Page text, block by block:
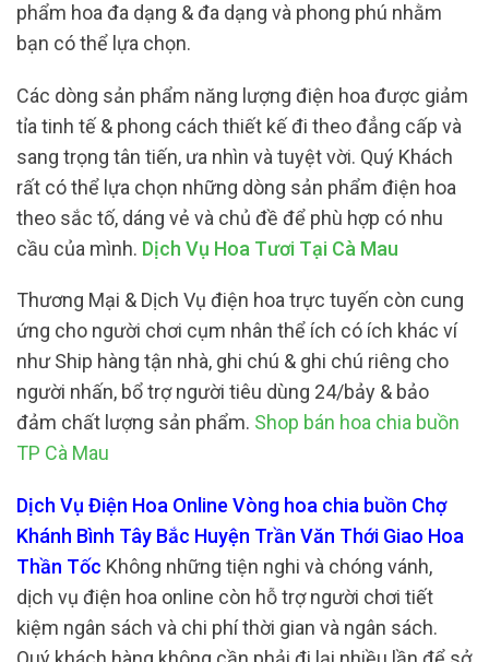
phẩm hoa đa dạng & đa dạng và phong phú nhằm
bạn có thể lựa chọn.
Các dòng sản phẩm năng lượng điện hoa được giảm
tỉa tinh tế & phong cách thiết kế đi theo đẳng cấp và
sang trọng tân tiến, ưa nhìn và tuyệt vời. Quý Khách
rất có thể lựa chọn những dòng sản phẩm điện hoa
theo sắc tố, dáng vẻ và chủ đề để phù hợp có nhu
cầu của mình. Dịch Vụ Hoa Tươi Tại Cà Mau
Thương Mại & Dịch Vụ điện hoa trực tuyến còn cung
ứng cho người chơi cụm nhân thể ích có ích khác ví
như Ship hàng tận nhà, ghi chú & ghi chú riêng cho
người nhấn, bổ trợ người tiêu dùng 24/bảy & bảo
đảm chất lượng sản phẩm. Shop bán hoa chia buồn
TP Cà Mau
Dịch Vụ Điện Hoa Online Vòng hoa chia buồn Chợ
Khánh Bình Tây Bắc Huyện Trần Văn Thới Giao Hoa
Thần Tốc Không những tiện nghi và chóng vánh,
dịch vụ điện hoa online còn hỗ trợ người chơi tiết
kiệm ngân sách và chi phí thời gian và ngân sách.